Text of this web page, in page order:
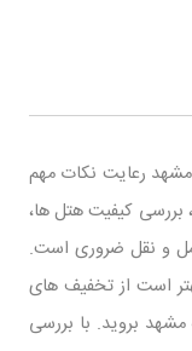
رعایت نکات مهم
بررسی کیفیت هتل ‌ها،
‌و نقل ضروری است.
است از تخفیف ‌های
بروید. با بررسی